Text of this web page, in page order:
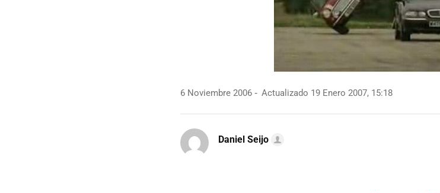
6 Noviembre 2006 Actualizado 19 Enero 2007, 15:18
Daniel Seijo